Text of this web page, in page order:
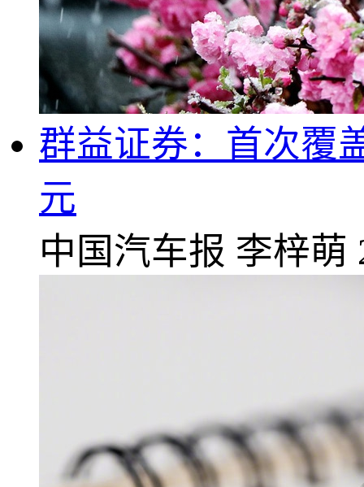
群益证券：首次覆
元
中国汽车报 李梓萌